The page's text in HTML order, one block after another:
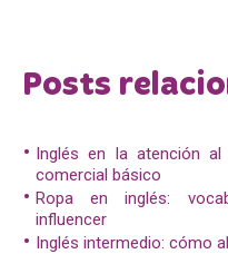
Posts
Inglés en la atención al
comercial básico
Ropa en inglés:
influencer
Inglés intermedio: cómo